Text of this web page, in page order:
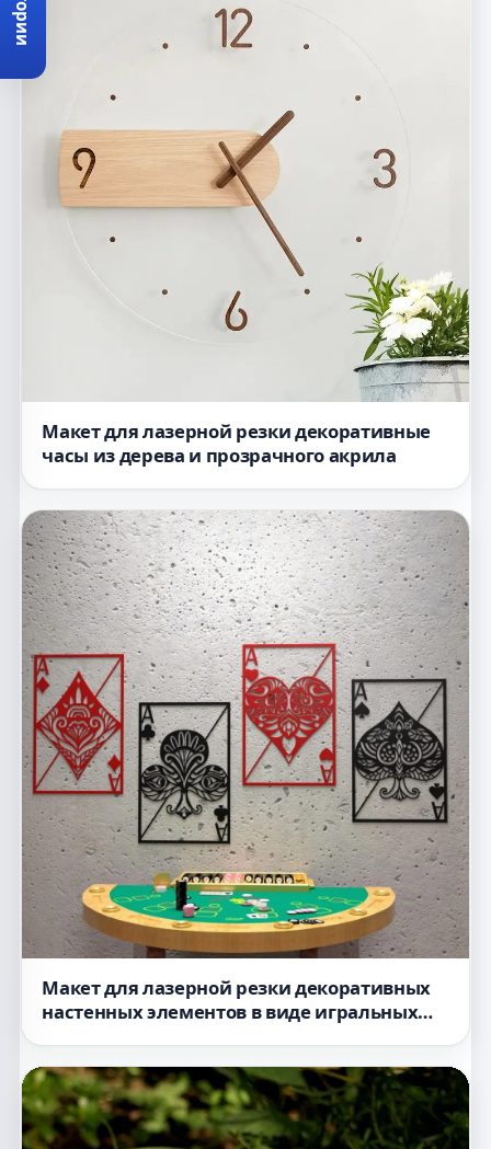
Макет для лазерной резки декоративные
часы из дерева и прозрачного акрила
Макет для лазерной резки декоративных
настенных элементов в виде игральных